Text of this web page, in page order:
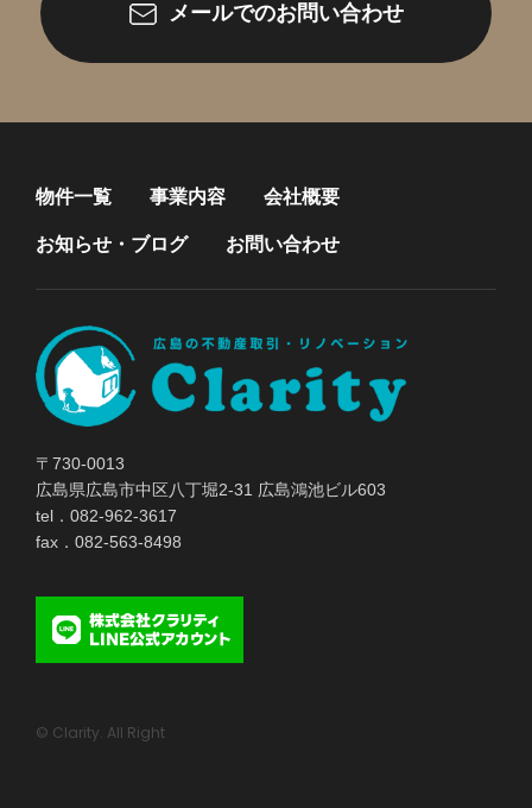
メールでのお問い合わせ
物件一覧 事業内容 会社概要
お知らせ・ブログ お問い合わせ
〒730-0013
広島県広島市中区八丁堀2-31 広島鴻池ビル603
tel．082-962-3617
fax．082-563-8498
© Clarity. All Right